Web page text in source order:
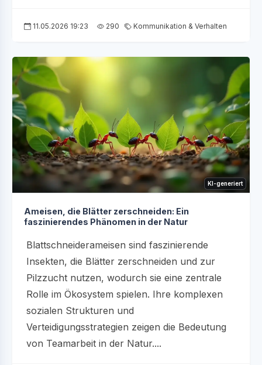
11.05.2026 19:23 290 Kommunikation & Verhalten
KI-generiert
Ameisen, die Blätter zerschneiden: Ein
faszinierendes Phänomen in der Natur
Blattschneiderameisen sind faszinierende
Insekten, die Blätter zerschneiden und zur
Pilzzucht nutzen, wodurch sie eine zentrale
Rolle im Ökosystem spielen. Ihre komplexen
sozialen Strukturen und
Verteidigungsstrategien zeigen die Bedeutung
von Teamarbeit in der Natur....